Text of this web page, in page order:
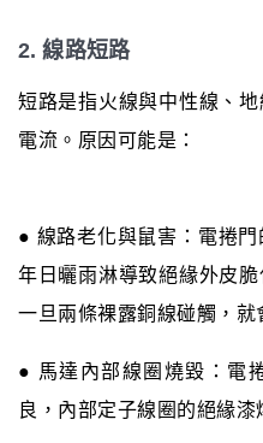
2. 線路短路
短路是指火線與中性線、
電流。原因可能是：
● 線路老化與鼠害：電捲
年日曬雨淋導致絕緣外皮
一旦兩條裸露銅線碰觸，就
● 馬達內部線圈燒毀：電
良，內部定子線圈的絕緣漆